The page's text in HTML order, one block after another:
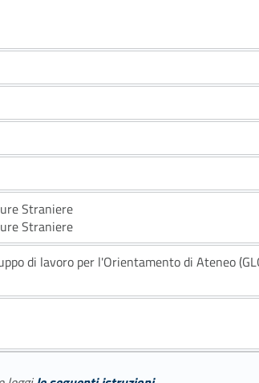
Straniere
Straniere
di lavoro per l'Orientamento di Ateneo